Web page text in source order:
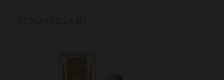
SÉRUM MELA B3